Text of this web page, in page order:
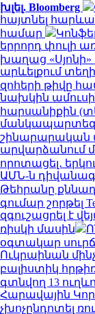
խլել. Bloomberg
հայտնել
համար
երրորդ փուլի
խաղաց
արևելքում
զոհերի թիվը
նախկին
հարսանիքին
շինարարական
արվարձանում
որոտացել․
ԱՄՆ-ն
Թեհրանը
գումար շորթել
զգուշացրել է
ռիսկի մասին
օգտակար
Ուկրաինան
բալիստիկ
գտնվող 13
Հարավային
չխոչընդոտել